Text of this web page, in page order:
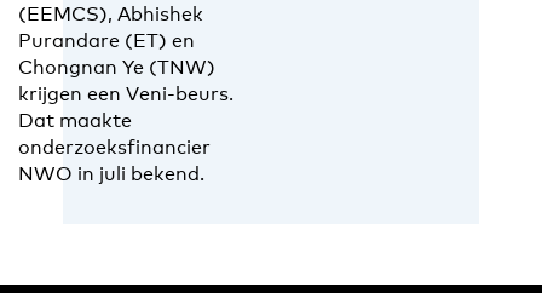
(EEMCS), Abhishek
Purandare (ET) en
Chongnan Ye (TNW)
krijgen een Veni-beurs.
Dat maakte
onderzoeksfinancier
NWO in juli bekend.